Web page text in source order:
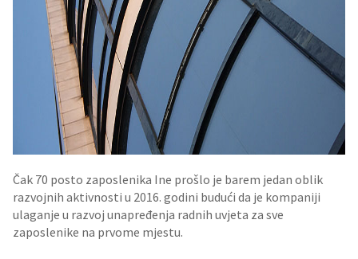
Čak 70 posto zaposlenika Ine prošlo je barem jedan oblik
razvojnih aktivnosti u 2016. godini budući da je kompaniji
ulaganje u razvoj unapređenja radnih uvjeta za sve
zaposlenike na prvome mjestu.